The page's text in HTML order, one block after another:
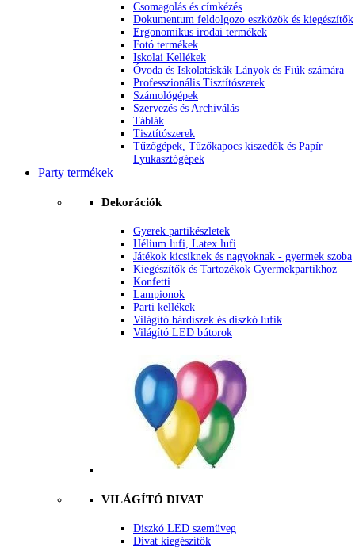
Csomagolás és címkézés
Dokumentum feldolgozo eszközök és kiegészítők
Ergonomikus irodai termékek
Fotó termékek
Iskolai Kellékek
Óvoda és Iskolatáskák Lányok és Fiúk számára
Professzionális Tisztítószerek
Számológépek
Szervezés és Archiválás
Táblák
Tisztítószerek
Tűzőgépek, Tűzőkapocs kiszedők és Papír
Lyukasztógépek
Party termékek
Dekorációk
Gyerek partikészletek
Hélium lufi, Latex lufi
Játékok kicsiknek és nagyoknak - gyermek szoba
Kiegészítők és Tartozékok Gyermekpartikhoz
Konfetti
Lampionok
Parti kellékek
Világító bárdíszek és diszkó lufik
Világító LED bútorok
VILÁGÍTÓ DIVAT
Diszkó LED szemüveg
Divat kiegészítők